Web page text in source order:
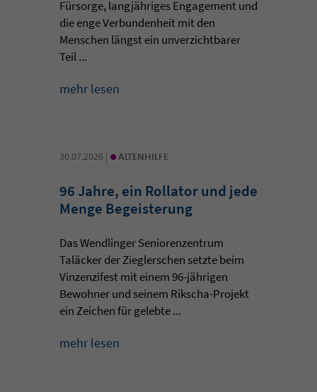
Fürsorge, langjähriges Engagement und
die enge Verbundenheit mit den
Menschen längst ein unverzichtbarer
Teil ...
mehr lesen
30.07.2026 | • ALTENHILFE
96 Jahre, ein Rollator und jede
Menge Begeisterung
Das Wendlinger Seniorenzentrum
Taläcker der Zieglerschen setzte beim
Vinzenzifest mit einem 96-jährigen
Bewohner und seinem Rikscha-Projekt
ein Zeichen für gelebte ...
mehr lesen